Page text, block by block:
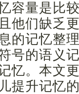
容量是比
他们缺乏
的记忆整
号的语义
忆。本文
提升记忆